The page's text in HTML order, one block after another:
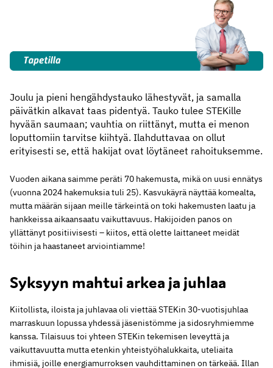
Joulu ja pieni hengähdystauko lähestyvät, ja samalla
päivätkin alkavat taas pidentyä. Tauko tulee STEKille
hyvään saumaan; vauhtia on riittänyt, mutta ei menon
loputtomiin tarvitse kiihtyä. Ilahduttavaa on ollut
erityisesti se, että hakijat ovat löytäneet rahoituksemme.
Vuoden aikana saimme peräti 70 hakemusta, mikä on uusi ennätys
(vuonna 2024 hakemuksia tuli 25). Kasvukäyrä näyttää komealta,
mutta määrän sijaan meille tärkeintä on toki hakemusten laatu ja
hankkeissa aikaansaatu vaikuttavuus. Hakijoiden panos on
yllättänyt positiivisesti – kiitos, että olette laittaneet meidät
töihin ja haastaneet arviointiamme!
Syksyyn mahtui arkea ja juhlaa
Kiitollista, iloista ja juhlavaa oli viettää STEKin 30-vuotisjuhlaa
marraskuun lopussa yhdessä jäsenistömme ja sidosryhmiemme
kanssa. Tilaisuus toi yhteen STEKin tekemisen leveyttä ja
vaikuttavuutta mutta etenkin yhteistyöhalukkaita, uteliaita
ihmisiä, joille energiamurroksen vauhdittaminen on tärkeää. Illan